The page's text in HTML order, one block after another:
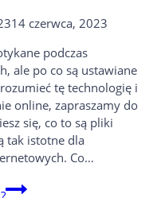
14 czerwca, 2023
podczas
ale po co są ustawiane
tę technologię i
online, zapraszamy do
się, co to są pliki
tak istotne dla
Co…